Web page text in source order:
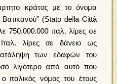
κράτος με το όνομα
(Stato della Città
750.000.000 ιταλ. λίρες σε
λίρες σε δάνειο ως
των εδαφών του
λιγότερο από αυτό που
νόμος του έτους